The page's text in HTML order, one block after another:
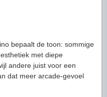
bepaalt de toon: sommige
met diepe
andere juist voor een
dat meer arcade-gevoel